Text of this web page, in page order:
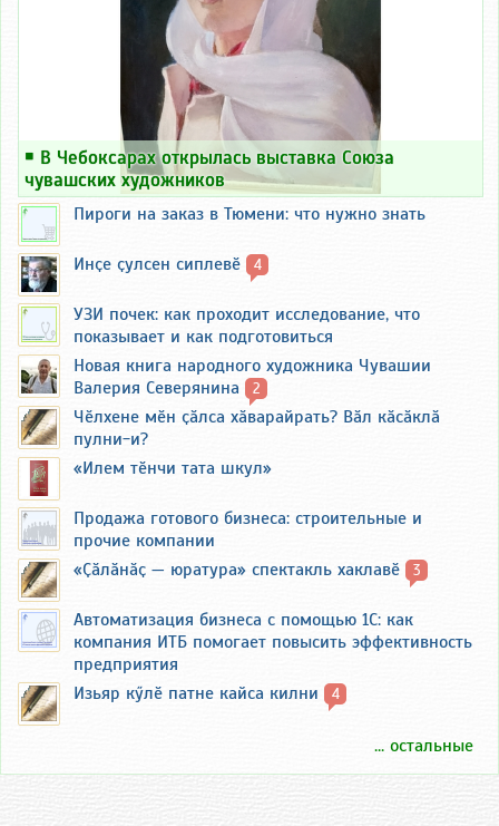
￭ В Чебоксарах открылась выставка Союза
чувашских художников
Пироги на заказ в Тюмени: что нужно знать
Инҫе ҫулсен сиплевӗ 4
УЗИ почек: как проходит исследование, что
показывает и как подготовиться
Новая книга народного художника Чувашии
Валерия Северянина
2
Чӗлхене мӗн ҫӑлса хӑварайрать? Вӑл кӑсӑклӑ
пулни-и?
«Илем тӗнчи тата шкул»
Продажа готового бизнеса: строительные и
прочие компании
«Ҫӑлӑнӑҫ — юратура» спектакль хаклавӗ
3
Автоматизация бизнеса с помощью 1С: как
компания ИТБ помогает повысить эффективность
предприятия
Изьяр кӳлӗ патне кайса килни
4
... остальные